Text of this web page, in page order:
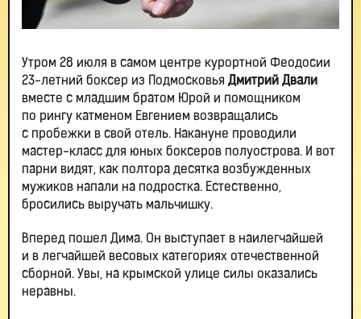
Утром 28 июля в самом центре курортной Феодосии
23-летний боксер из Подмосковья Дмитрий Двали
вместе с младшим братом Юрой и помощником
по рингу катменом Евгением возвращались
с пробежки в свой отель. Накануне проводили
мастер-класс для юных боксеров полуострова. И вот
парни видят, как полтора десятка возбужденных
мужиков напали на подростка. Естественно,
бросились выручать мальчишку.
Вперед пошел Дима. Он выступает в наилегчайшей
и в легчайшей весовых категориях отечественной
сборной. Увы, на крымской улице силы оказались
неравны.